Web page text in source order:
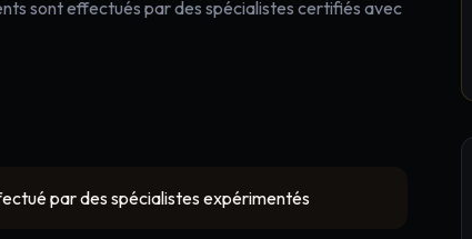
sont effectués par des spécialistes certifiés avec
par des spécialistes expérimentés